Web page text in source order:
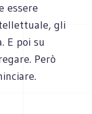
essere
gli
E poi su
Però